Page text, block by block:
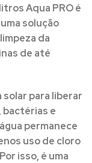
Aqua PROé
solução
da
de até
solar para liberar
bactérias e
permanece
uso de cloro
isso, é uma